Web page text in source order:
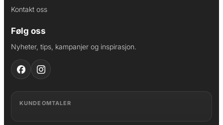
Kontakt oss
Følg oss
Nyheter, tips, kampanjer og inspirasjon.
KUNDEOMTALER